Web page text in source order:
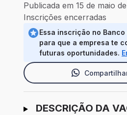
Publicada em 15 de maio
Inscrições encerradas
Essa inscrição no
para que a empresa te
futuras oportunidades.
Ir para candidatura
DESCRIÇÃO DA